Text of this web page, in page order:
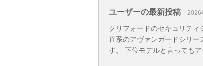
ユーザーの最新投稿 2026
クリフォードのセキュリティ
直系のアヴァンガードシリー
す。 下位モデルと言ってもア